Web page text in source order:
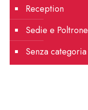
Reception
Sedie e Poltrone
Senza categoria